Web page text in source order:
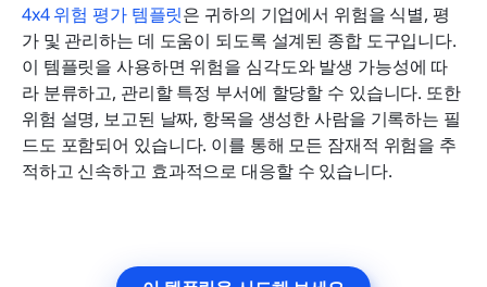
4x4 위험 평가 템플릿은 귀하의 기업에서 위험을 식별, 평
가 및 관리하는 데 도움이 되도록 설계된 종합 도구입니다.
이 템플릿을 사용하면 위험을 심각도와 발생 가능성에 따
라 분류하고, 관리할 특정 부서에 할당할 수 있습니다. 또한
위험 설명, 보고된 날짜, 항목을 생성한 사람을 기록하는 필
드도 포함되어 있습니다. 이를 통해 모든 잠재적 위험을 추
적하고 신속하고 효과적으로 대응할 수 있습니다.